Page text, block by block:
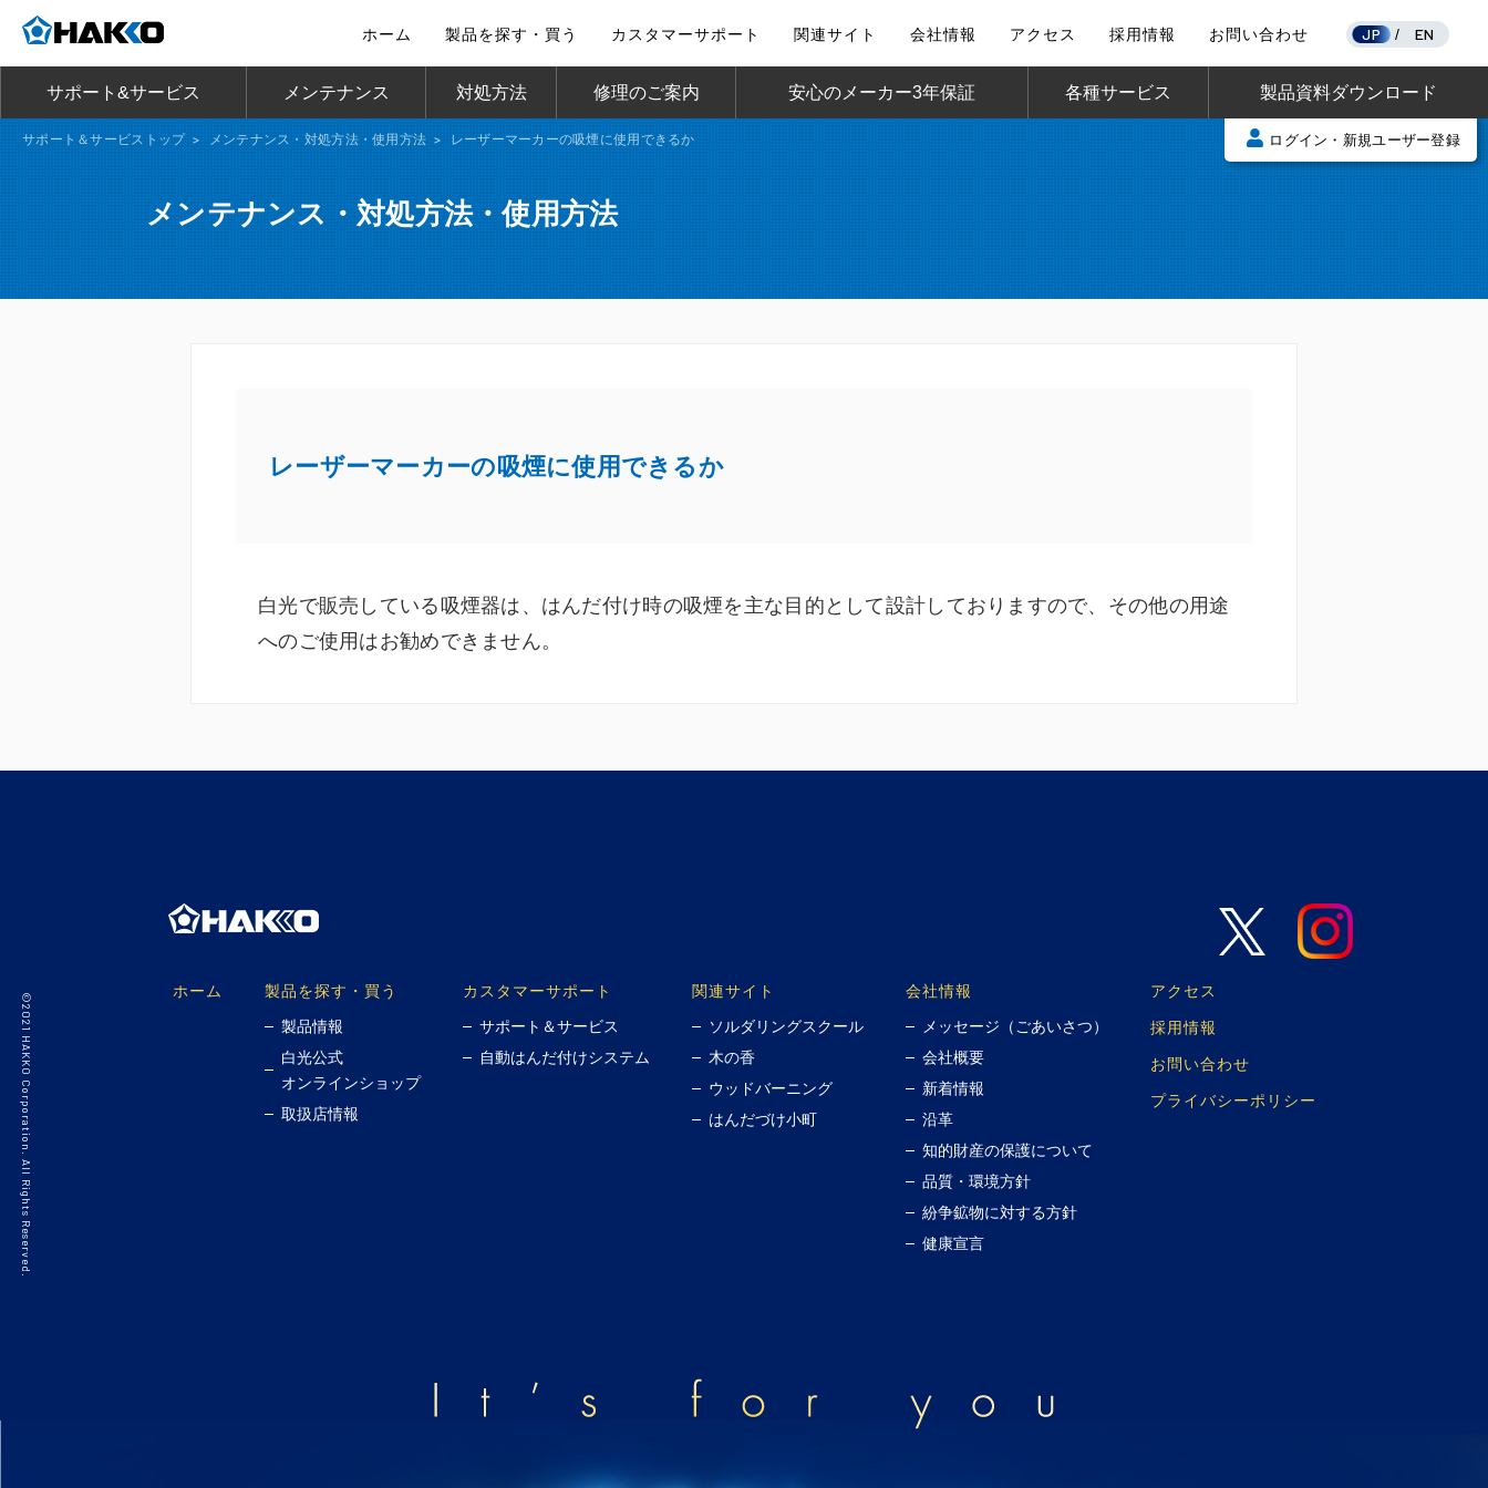
ホーム 製品を探す・買う カスタマーサポート 関連サイト 会社情報 アクセス 採用情報 お問い合わせ JP / EN
サポート&サービス メンテナンス 対処方法 修理のご案内 安心のメーカー3年保証 各種サービス 製品資料ダウンロード
ログイン・新規ユーザー登録
メンテナンス・対処方法・使用方法
サポート＆サービストップ > メンテナンス・対処方法・使用方法 > レーザーマーカーの吸煙に使用できるか
レーザーマーカーの吸煙に使用できるか
白光で販売している吸煙器は、はんだ付け時の吸煙を主な目的として設計しておりますので、その他の用途
へのご使用はお勧めできません。
ホーム 製品を探す・買う
製品情報
白光公式
オンラインショップ
取扱店情報
カスタマーサポート
サポート＆サービス
自動はんだ付けシステム
関連サイト
ソルダリングスクール
木の香
ウッドバーニング
はんだづけ小町
会社情報
メッセージ（ごあいさつ）
会社概要
新着情報
沿革
知的財産の保護について
品質・環境方針
紛争鉱物に対する方針
健康宣言
アクセス
採用情報
お問い合わせ
プライバシーポリシー
©2021 HAKKO Corporation. All Rights Reserved.